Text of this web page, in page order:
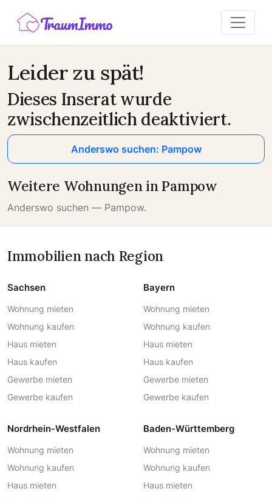
Leider zu spät!
Dieses Inserat wurde
zwischenzeitlich deaktiviert.
Anderswo suchen: Pampow
Weitere Wohnungen in Pampow
Anderswo suchen — Pampow.
Immobilien nach Region
Sachsen
Wohnung mieten
Wohnung kaufen
Haus mieten
Haus kaufen
Gewerbe mieten
Gewerbe kaufen
Bayern
Wohnung mieten
Wohnung kaufen
Haus mieten
Haus kaufen
Gewerbe mieten
Gewerbe kaufen
Nordrhein-Westfalen
Wohnung mieten
Wohnung kaufen
Haus mieten
Baden-Württemberg
Wohnung mieten
Wohnung kaufen
Haus mieten